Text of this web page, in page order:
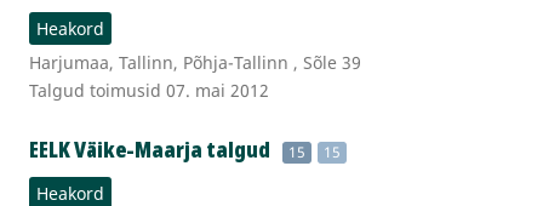
Heakord
Harjumaa, Tallinn, Põhja-Tallinn , Sõle 39
Talgud toimusid 07. mai 2012
EELK Väike-Maarja talgud 15 15
Heakord